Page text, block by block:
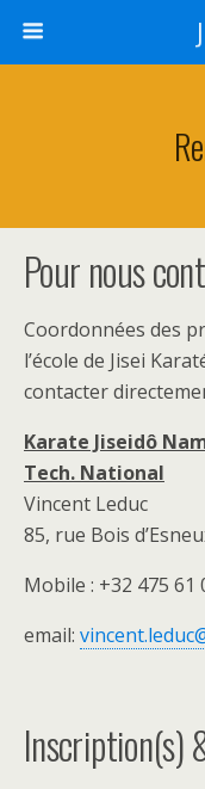
Pour nous
Coordonnées des
l’école de Jisei
contacter
Karate Jiseidô
Tech. National
Vincent Leduc
85, rue Bois
Mobile : +32 475 61
email:
Inscription(s)